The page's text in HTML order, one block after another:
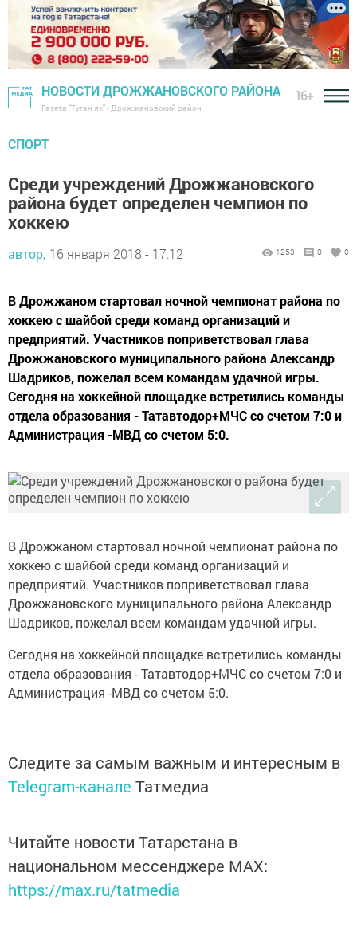
НОВОСТИ ДРОЖЖАНОВСКОГО РАЙОНА
Газета "Туган як" - Дрожжановский район
16+
СПОРТ
Среди учреждений Дрожжановского
района будет определен чемпион по
хоккею
автор, 16 января 2018 - 17:12 1253 0 0
В Дрожжаном стартовал ночной чемпионат района по
хоккею с шайбой среди команд организаций и
предприятий. Участников поприветствовал глава
Дрожжановского муниципального района Александр
Шадриков, пожелал всем командам удачной игры.
Сегодня на хоккейной площадке встретились команды
отдела образования - Татавтодор+МЧС со счетом 7:0 и
Администрация -МВД со счетом 5:0.
В Дрожжаном стартовал ночной чемпионат района по
хоккею с шайбой среди команд организаций и
предприятий. Участников поприветствовал глава
Дрожжановского муниципального района Александр
Шадриков, пожелал всем командам удачной игры.
Сегодня на хоккейной площадке встретились команды
отдела образования - Татавтодор+МЧС со счетом 7:0 и
Администрация -МВД со счетом 5:0.
Следите за самым важным и интересным в
Telegram-канале Татмедиа
Читайте новости Татарстана в
национальном мессенджере MАХ:
https://max.ru/tatmedia